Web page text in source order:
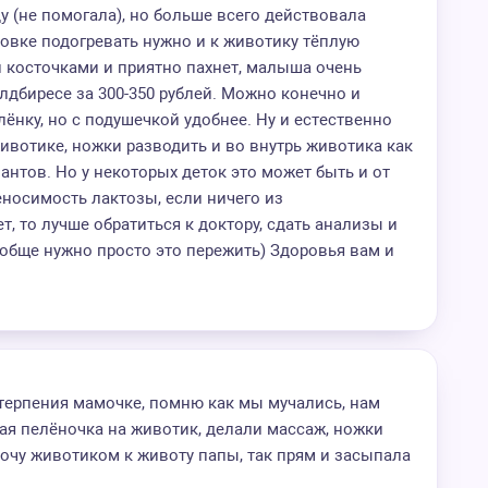
(не помогала), но больше всего действовала
подогревать нужно и к животику тёплую
и приятно пахнет, малыша очень
за 300-350 рублей. Можно конечно и
но с подушечкой удобнее. Ну и естественно
ножки разводить и во внутрь животика как
Но у некоторых деток это может быть и от
лактозы, если ничего из
то лучше обратиться к доктору, сдать анализы и
нужно просто это пережить) Здоровья вам и
мамочке, помню как мы мучались, нам
пелёночка на животик, делали массаж, ножки
животиком к животу папы, так прям и засыпала